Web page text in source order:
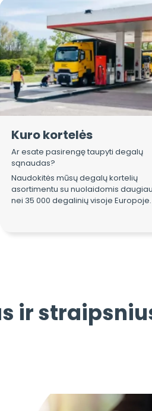
Kuro kortelės
Ar esate pasirengę taupyti degalų
sąnaudas?
Naudokitės mūsų degalų kortelių
asortimentu su nuolaidomis daugiau
nei 35 000 degalinių visoje Europoje.
ir